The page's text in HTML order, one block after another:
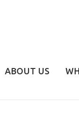
ABOUT US